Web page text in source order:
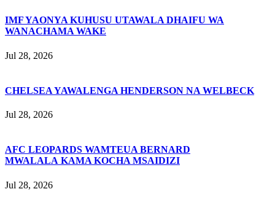
IMF YAONYA KUHUSU UTAWALA DHAIFU WA
WANACHAMA WAKE
Jul 28, 2026
CHELSEA YAWALENGA HENDERSON NA WELBECK
Jul 28, 2026
AFC LEOPARDS WAMTEUA BERNARD
MWALALA KAMA KOCHA MSAIDIZI
Jul 28, 2026